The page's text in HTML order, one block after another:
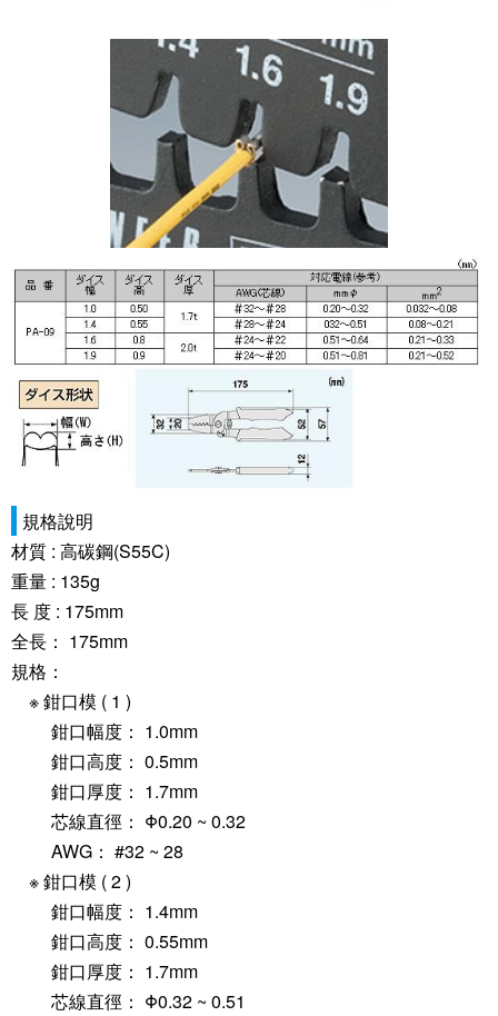
規格說明
材質 : 高碳鋼(S55C)
重量 : 135g
長 度 : 175mm
全長： 175mm
規格：
※ 鉗口模 ( 1 )
鉗口幅度： 1.0mm
鉗口高度： 0.5mm
鉗口厚度： 1.7mm
芯線直徑： Φ0.20 ~ 0.32
AWG： #32 ~ 28
※ 鉗口模 ( 2 )
鉗口幅度： 1.4mm
鉗口高度： 0.55mm
鉗口厚度： 1.7mm
芯線直徑： Φ0.32 ~ 0.51